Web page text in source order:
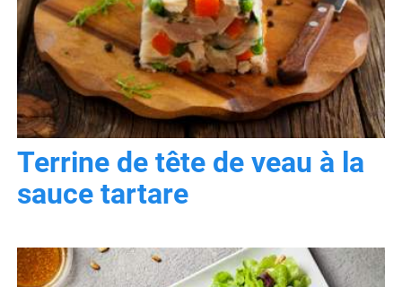
Terrine de tête de veau à la
sauce tartare